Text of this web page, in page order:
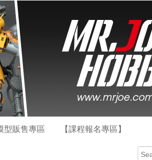
型販售專區 【課程報名專區】